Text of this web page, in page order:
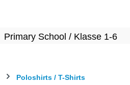
Primary School / Klasse 1-6
Poloshirts / T-Shirts